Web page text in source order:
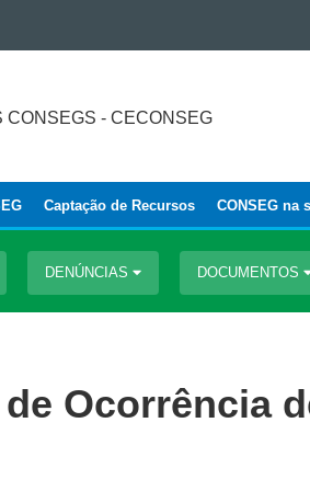
CONSEGS - CECONSEG
Captação de Recursos CONSEG na
DENÚNCIAS DOCUMENTOS
Ocorrência